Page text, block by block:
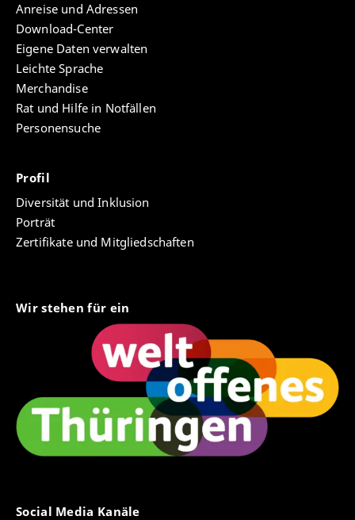
Anreise und Adressen
Download-Center
Eigene Daten verwalten
Leichte Sprache
Merchandise
Rat und Hilfe in Notfällen
Personensuche
Profil
Diversität und Inklusion
Porträt
Zertifikate und Mitgliedschaften
Wir stehen für ein
Social Media Kanäle